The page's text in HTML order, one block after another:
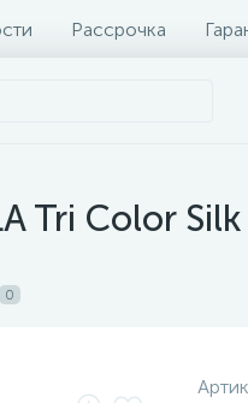
Рассрочка
Tri Color
0